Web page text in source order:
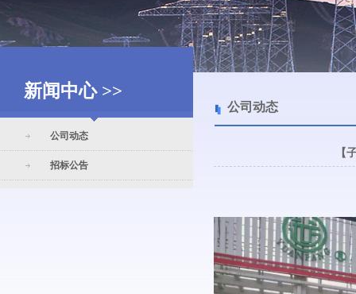
新闻中心 >>
公司动态
招标公告
公司动态
【